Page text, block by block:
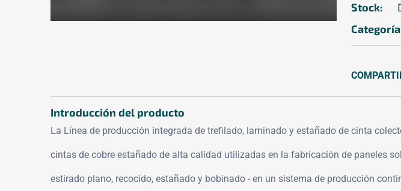
Stock:
Introducción del producto
La Línea de producción integrada de trefilado, laminado y estañado de cinta
cintas de cobre estañado de alta calidad utilizadas en la fabricación de paneles
estirado plano, recocido, estañado y bobinado - en un sistema de producción